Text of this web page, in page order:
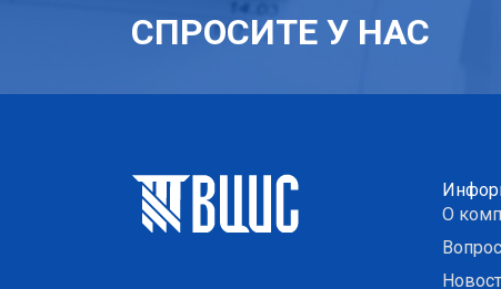
СПРОСИТЕ У НАС
О